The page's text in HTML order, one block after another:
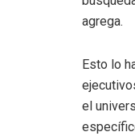
agrega.
Esto lo
el